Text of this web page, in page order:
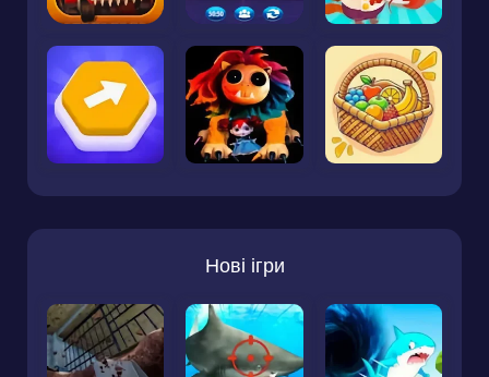
Нові ігри